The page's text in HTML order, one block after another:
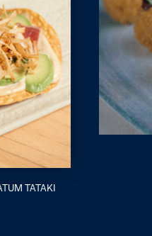
TATAKI